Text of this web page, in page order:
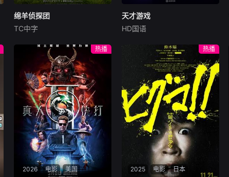
绵羊侦探团
牧羊人乔治（休·杰克曼
饰）最爱给羊群读侦探小说，
没想到自己有一天会离奇死
亡。他留下的3000万巨额遗
产，让每个人貌似都有犯罪动
机。警察毫无头绪之时，羊群
们决定“不务正业”迈出牧场，
追查牧羊人“躺平
绵羊侦探团
TC中字
天才游戏
彭昱畅
穷途末路的天才少年刘全龙
（彭昱畅 饰），被偏执富家公
子陈伦（丁禹兮 饰）选中，被
迫踏入一场为他量身打造的
“换命游戏”。豪华别墅、名车
名表、神秘女友全部备齐，在
陈伦的精心打造下，刘全龙瞬
间拥有顶配人生。
天才游戏
HD国语
2026 电影 美国
热播
2025 电影 日本
热播